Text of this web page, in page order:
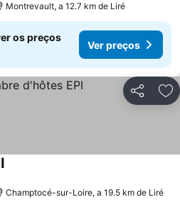
Montrevault, a 12.7 km de Liré
os preços
Ver preços
Partilhar
Champtocé-sur-Loire, a 19.5 km de Liré